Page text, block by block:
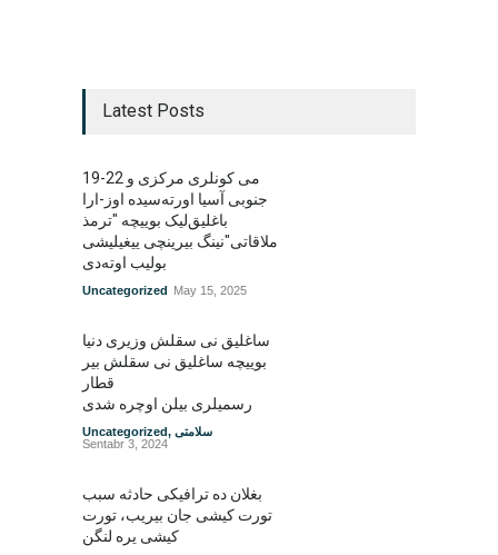
Latest Posts
19-22 می کونلری مرکزی و
جنوبی آسیا اورته‌سیده اوز-ارا
باغلیق‌لیک بوییچه "ترمذ
ملاقاتی"نینگ بیرینچی ییغیلیشی
بولیب اوته‌دی
Uncategorized May 15, 2025
ساغلیق نی سقلش وزیری دنیا
بوییچه ساغلیق نی سقلش بیر
قطار
رسمیلری بیلن اوچره شدی
Uncategorized, سلامتی
Sentabr 3, 2024
بغلان ده ترافیکی حادثه سبب
تورت کیشی جان بیریب، تورت
کیشی یره لنگن